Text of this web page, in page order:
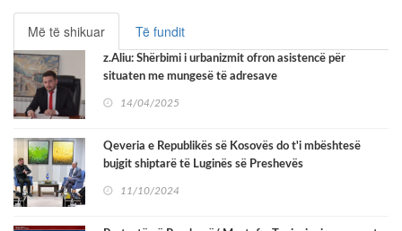
Më të shikuar Të fundit
z.Aliu: Shërbimi i urbanizmit ofron asistencë për
situaten me mungesë të adresave
14/04/2025
Qeveria e Republikës së Kosovës do t'i mbështesë
bujgit shiptarë të Luginës së Preshevës
11/10/2024